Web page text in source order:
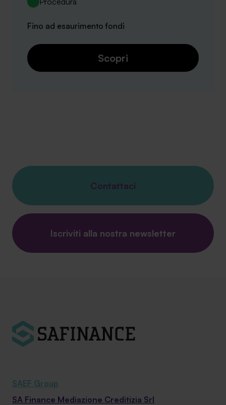
Fino ad esaurimento fondi
Scopri
Contattaci
Iscriviti alla nostra newsletter
SAEF Group
SA Finance Mediazione Creditizia Srl